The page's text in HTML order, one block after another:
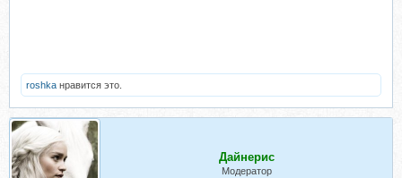
roshka нравится это.
Дайнерис
Модератор